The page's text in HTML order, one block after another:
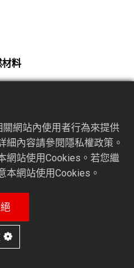
料
FP-02
網站內使用者行為來提供
細內容請參閱隱私權政策。
網站使用Cookies。若您繼
本網站使用Cookies。